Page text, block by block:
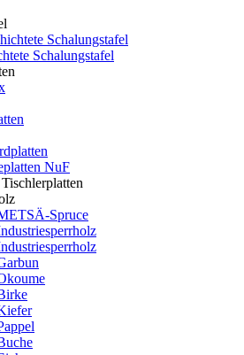
Schalungstafel
Schalungstafel
NuF
Spruce